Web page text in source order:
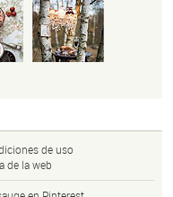
de uso
de la web